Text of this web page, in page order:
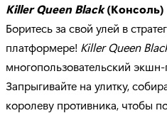
Killer Queen Black(Консоль)
Боритесь за свой улей в
платформере! Killer Queen
многопользовательский
Запрыгивайте на улитку,
королеву противника, чтобы